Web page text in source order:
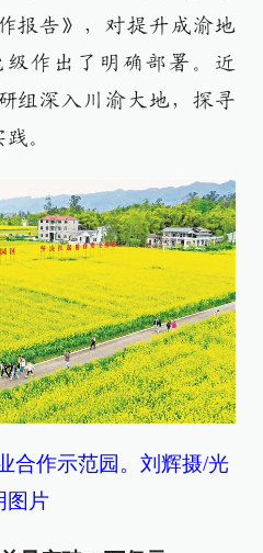
报告》，对提升成渝地
作出了明确部署。近
组深入川渝大地，探寻
。
合作示范园。刘辉摄/光
图片